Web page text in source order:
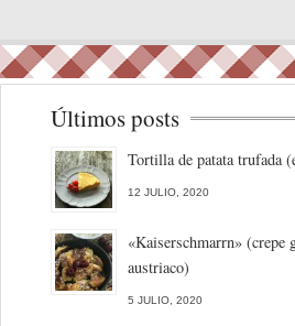
Últimos posts
Tortilla de patata trufada
12 JULIO, 2020
«Kaiserschmarrn» (crepe
austriaco)
5 JULIO, 2020